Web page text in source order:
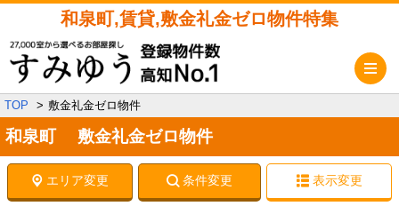
和泉町,賃貸,敷金礼金ゼロ物件特集
TOP 敷金礼金ゼロ物件
和泉町 敷金礼金ゼロ物件
エリア変更 条件変更 表示変更